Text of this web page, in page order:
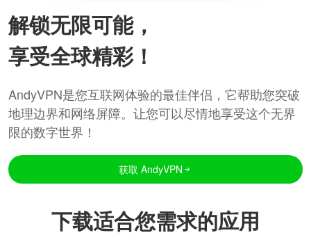
解锁无限可能，
享受全球精彩！
AndyVPN是您互联网体验的最佳伴侣，它帮助您突破
地理边界和网络屏障。让您可以尽情地享受这个无界
限的数字世界！
获取 AndyVPN
下载适合您需求的应用